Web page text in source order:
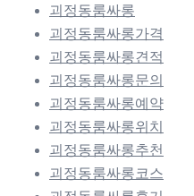
괴정동룸싸롱
괴정동룸싸롱가격
괴정동룸싸롱견적
괴정동룸싸롱문의
괴정동룸싸롱예약
괴정동룸싸롱위치
괴정동룸싸롱추천
괴정동룸싸롱코스